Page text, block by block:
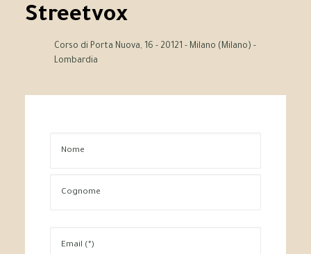
Streetvox
Corso di Porta Nuova, 16 - 20121 - Milano (Milano) -
Lombardia